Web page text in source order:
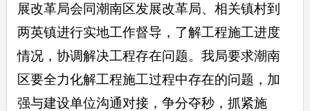
展改革局会同潮南区发展改革局、相关镇村到
两英镇进行实地工作督导，了解工程施工进度
情况，协调解决工程存在问题。我局要求潮南
区要全力化解工程施工过程中存在的问题，加
强与建设单位沟通对接，争分夺秒，抓紧施